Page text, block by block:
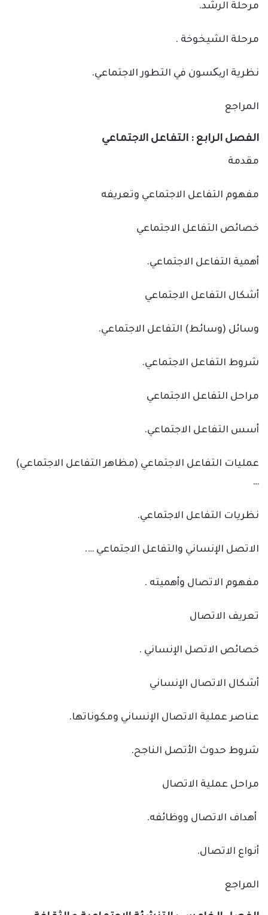
مرحلة الرشد.
مرحلة الشيخوخة .
نظرية اریکسون في التطور الاجتماعي.
المراجع
الفصل الرابع : التفاعل الاجتماعي
مقدمة
مفهوم التفاعل الاجتماعي وتعريفه
خصائص التفاعل الاجتماعي
أهمية التفاعل الاجتماعي.
أشكال التفاعل الاجتماعي
وسائل (وسائط) التفاعل الاجتماعي.
شروط التفاعل الاجتماعي.
مراحل التفاعل الاجتماعي
أسس التفاعل الاجتماعي.
عمليات التفاعل الاجتماعي (مظاهر التفاعل الاجتماعي)
…
نظريات التفاعل الاجتماعي.
الاتصل الإنساني والتفاعل الاجتماعي ….
مفهوم الاتصال وأهميته .
تعريف الاتصال
خصائص الاتصل الإنساني .
أشكال الاتصال الإنساني
عناصر عملية الاتصال الإنساني ومكوناتها.
شروط حدوث الأتصل الناجح.
مراحل عملية الاتصال
أهداف الاتصال ووظائفه.
أنواع الاتصال.
المراجع